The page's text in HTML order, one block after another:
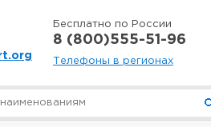
Бесплатно по России
8 (800)555-51-96
Телефоны в регионах